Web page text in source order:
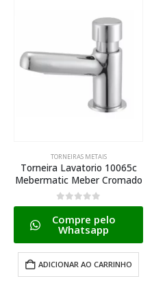
TORNEIRAS METAIS
Torneira Lavatorio 10065c
Mebermatic Meber Cromado
0de 5
Compre pelo
Whatsapp
ADICIONAR AO CARRINHO